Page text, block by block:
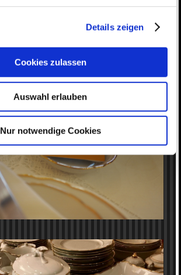
Details zeigen
Cookies zulassen
Auswahl erlauben
Nur notwendige Cookies